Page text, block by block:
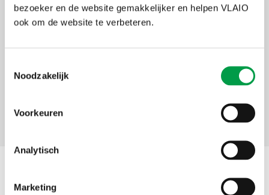
bezoeker en de website gemakkelijker en helpen VLAIO
ook om de website te verbeteren.
Noodzakelijk
Voorkeuren
Analytisch
Marketing
Mijn steunaanvragen
De ingediende steunvragen 2017 t.e.m. 2023 zijn gearchiveerd en
Contact